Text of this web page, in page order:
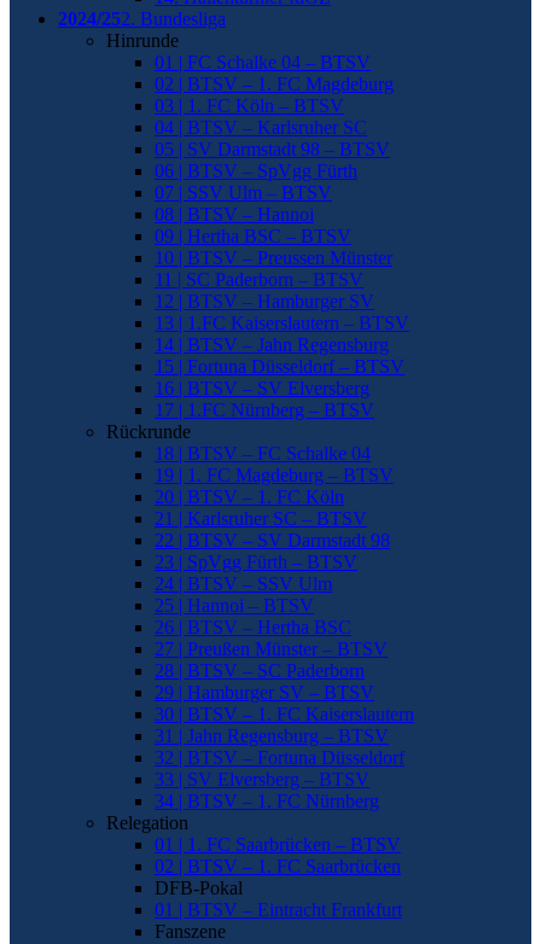
2024/252. Bundesliga
Hinrunde
01 | FC Schalke 04 – BTSV
02 | BTSV – 1. FC Magdeburg
03 | 1. FC Köln – BTSV
04 | BTSV – Karlsruher SC
05 | SV Darmstadt 98 – BTSV
06 | BTSV – SpVgg Fürth
07 | SSV Ulm – BTSV
08 | BTSV – Hannoi
09 | Hertha BSC – BTSV
10 | BTSV – Preussen Münster
11 | SC Paderborn – BTSV
12 | BTSV – Hamburger SV
13 | 1.FC Kaiserslautern – BTSV
14 | BTSV – Jahn Regensburg
15 | Fortuna Düsseldorf – BTSV
16 | BTSV – SV Elversberg
17 | 1.FC Nürnberg – BTSV
Rückrunde
18 | BTSV – FC Schalke 04
19 | 1. FC Magdeburg – BTSV
20 | BTSV – 1. FC Köln
21 | Karlsruher SC – BTSV
22 | BTSV – SV Darmstadt 98
23 | SpVgg Fürth – BTSV
24 | BTSV – SSV Ulm
25 | Hannoi – BTSV
26 | BTSV – Hertha BSC
27 | Preußen Münster – BTSV
28 | BTSV – SC Paderborn
29 | Hamburger SV – BTSV
30 | BTSV – 1. FC Kaiserslautern
31 | Jahn Regensburg – BTSV
32 | BTSV – Fortuna Düsseldorf
33 | SV Elversberg – BTSV
34 | BTSV – 1. FC Nürnberg
Relegation
01 | 1. FC Saarbrücken – BTSV
02 | BTSV – 1. FC Saarbrücken
DFB-Pokal
01 | BTSV – Eintracht Frankfurt
Fanszene